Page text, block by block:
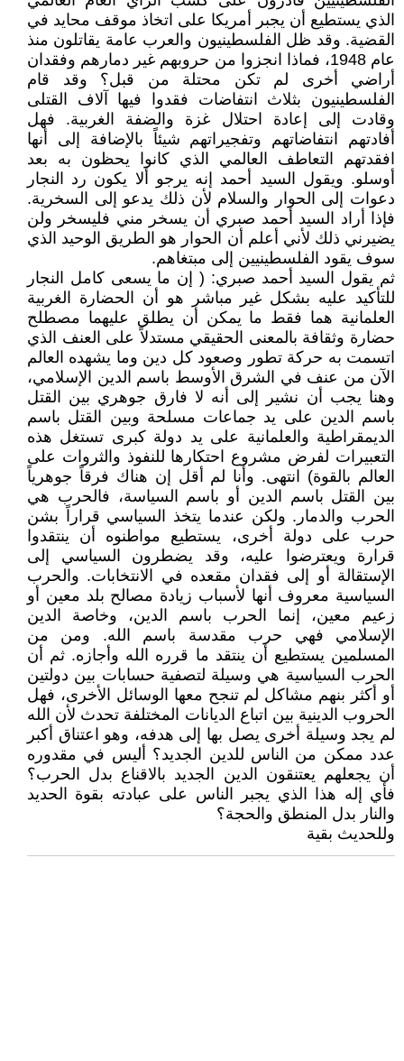
الذي يستطيع أن يجبر أمريكا على اتخاذ موقف محايد في
القضية. وقد ظل الفلسطينيون والعرب عامة يقاتلون منذ
عام 1948، فماذا انجزوا من حروبهم غير دمارهم وفقدان
أراضي أخرى لم تكن محتلة من قبل؟ وقد قام
الفلسطينيون بثلاث انتفاضات فقدوا فيها آلاف القتلى
وقادت إلى إعادة احتلال غزة والضفة الغربية. فهل
أفادتهم انتفاضاتهم وتفجيراتهم شيئاً بالإضافة إلى أنها
افقدتهم التعاطف العالمي الذي كانوا يحظون به بعد
أوسلو. ويقول السيد أحمد إنه يرجو ألا يكون رد النجار
دعوات إلى الحوار والسلام لأن ذلك يدعو إلى السخرية.
فإذا أراد السيد أحمد صبري أن يسخر مني فليسخر ولن
يضيرني ذلك لأني أعلم أن الحوار هو الطريق الوحيد الذي
سوف يقود الفلسطينيين إلى مبتغاهم.
ثم يقول السيد أحمد صبري: ( إن ما يسعى كامل النجار
للتأكيد عليه بشكل غير مباشر هو أن الحضارة الغربية
العلمانية هما فقط ما يمكن أن يطلق عليهما مصطلح
حضارة وثقافة بالمعنى الحقيقي مستدلاً على العنف الذي
اتسمت به حركة تطور وصعود كل دين وما يشهده العالم
الآن من عنف في الشرق الأوسط باسم الدين الإسلامي،
وهنا يجب أن نشير إلى أنه لا فارق جوهري بين القتل
باسم الدين على يد جماعات مسلحة وبين القتل باسم
الديمقراطية والعلمانية على يد دولة كبرى تستغل هذه
التعبيرات لفرض مشروع احتكارها للنفوذ والثروات على
العالم بالقوة) انتهى. وأنا لم أقل إن هناك فرقاً جوهرياً
بين القتل باسم الدين أو باسم السياسة، فالحرب هي
الحرب والدمار. ولكن عندما يتخذ السياسي قراراً بشن
حرب على دولة أخرى، يستطيع مواطنوه أن ينتقدوا
قرارة ويعترضوا عليه، وقد يضطرون السياسي إلى
الإستقالة أو إلى فقدان مقعده في الانتخابات. والحرب
السياسية معروف أنها لأسباب زيادة مصالح بلد معين أو
زعيم معين، إنما الحرب باسم الدين، وخاصة الدين
الإسلامي فهي حرب مقدسة باسم الله. ومن من
المسلمين يستطيع أن ينتقد ما قرره الله وأجازه. ثم أن
الحرب السياسية هي وسيلة لتصفية حسابات بين دولتين
أو أكثر بنهم مشاكل لم تنجح معها الوسائل الأخرى، فهل
الحروب الدينية بين اتباع الديانات المختلفة تحدث لأن الله
لم يجد وسيلة أخرى يصل بها إلى هدفه، وهو اعتناق أكبر
عدد ممكن من الناس للدين الجديد؟ أليس في مقدوره
أن يجعلهم يعتنقون الدين الجديد بالاقناع بدل الحرب؟
فأي إله هذا الذي يجبر الناس على عبادته بقوة الحديد
والنار بدل المنطق والحجة؟
وللحديث بقية